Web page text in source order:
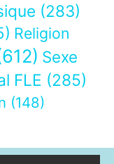
(283)
Religion
Sexe
FLE (285)
(148)